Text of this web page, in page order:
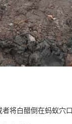
将白醋倒在蚂蚁穴